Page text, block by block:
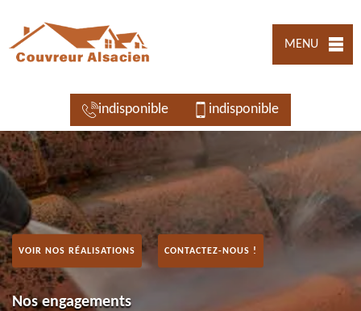
MENU
indisponible indisponible
VOIR NOS RÉALISATIONS CONTACTEZ-NOUS !
Nos engagements